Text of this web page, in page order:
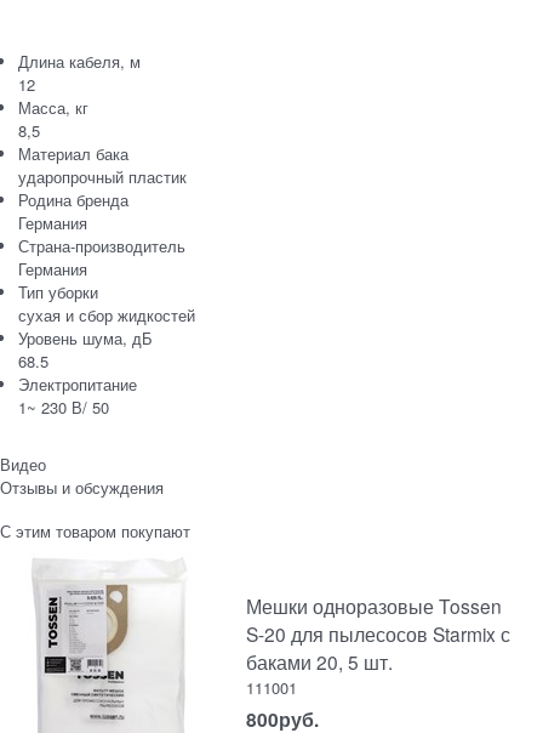
Длина кабеля, м
12
Масса, кг
8,5
Материал бака
ударопрочный пластик
Родина бренда
Германия
Страна-производитель
Германия
Тип уборки
сухая и сбор жидкостей
Уровень шума, дБ
68.5
Электропитание
1~ 230 В/ 50
Видео
Отзывы и обсуждения
С этим товаром покупают
Мешки одноразовые Tossen
S-20 для пылесосов Starmix с
баками 20, 5 шт.
111001
800руб.